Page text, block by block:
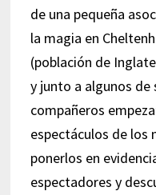
de una pequeña
la magia en
(población de
y junto a algunos de
compañeros
espectáculos de los
ponerlos en
espectadores y